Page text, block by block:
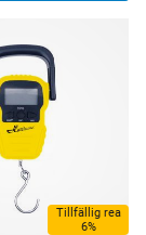
Tillfällig rea
6%